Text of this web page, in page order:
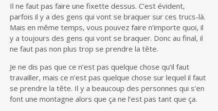
Il ne faut pas faire une fixette dessus. C’est évident,
parfois il y a des gens qui vont se braquer sur ces trucs-là.
Mais en même temps, vous pouvez faire n’importe quoi, il
y a toujours des gens qui vont se braquer. Donc au final, il
ne faut pas non plus trop se prendre la tête.
Je ne dis pas que ce n’est pas quelque chose qu’il faut
travailler, mais ce n’est pas quelque chose sur lequel il faut
se prendre la tête. Il y a beaucoup des personnes qui s’en
font une montagne alors que ça ne l’est pas tant que ça.